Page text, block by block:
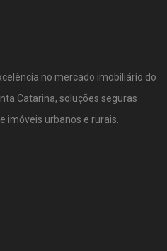
no mercado imobiliário do
Catarina, soluções seguras
imóveis urbanos e rurais.